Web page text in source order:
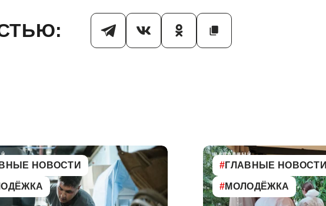
НОВОСТИ #ГЛАВНЫЕ НОВОСТИ
#МОЛОДЁЖКА